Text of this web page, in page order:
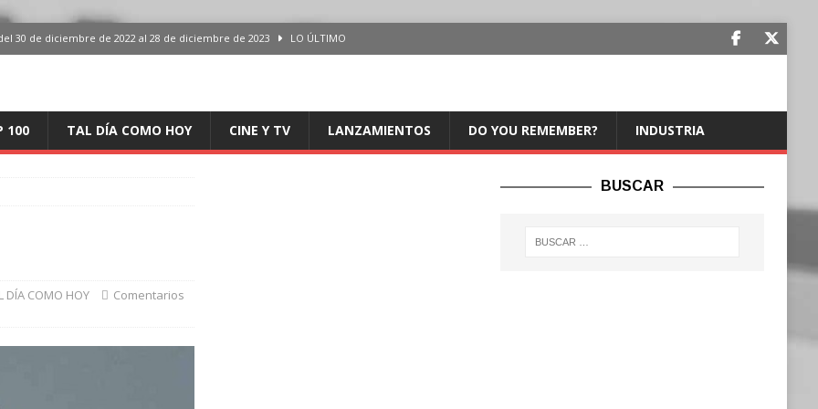
30 de diciembre de 2022 al 28 de diciembre de 2023 LO ÚLTIMO
100 TAL DÍA COMO HOY CINE Y TV LANZAMIENTOS DO YOU REMEMBER? INDUSTRIA
DÍA COMO HOY
Comentarios
BUSCAR